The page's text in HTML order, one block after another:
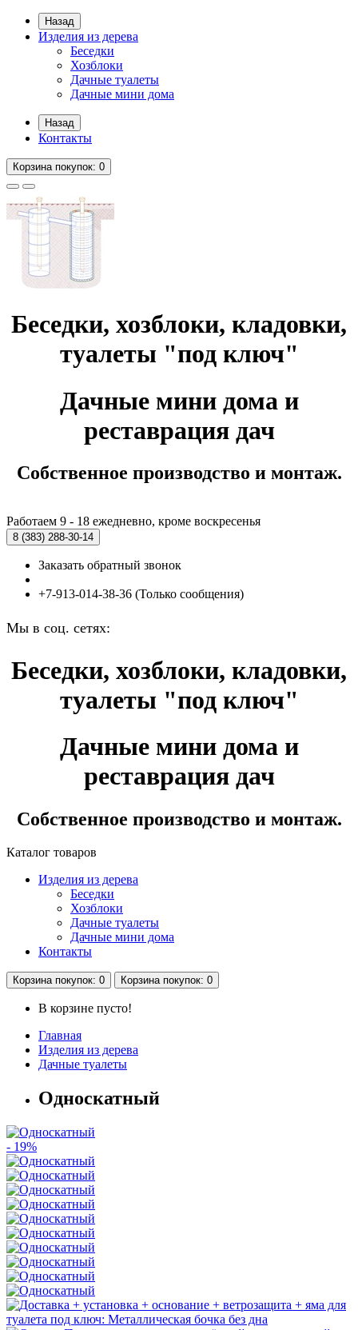
Назад
Изделия из дерева
Беседки
Хозблоки
Дачные туалеты
Дачные мини дома
Назад
Контакты
Корзинапокупок: 0
Беседки, хозблоки, кладовки,
туалеты "под ключ"
Дачные мини дома и
реставрация дач
Собственное производство и монтаж.
Работаем 9 - 18 ежедневно, кроме воскресенья
8 (383) 288-30-14
Заказать обратный звонок
+7-913-014-38-36 (Только сообщения)
Мы в соц. сетях:
Беседки, хозблоки, кладовки,
туалеты "под ключ"
Дачные мини дома и
реставрация дач
Собственное производство и монтаж.
Каталог товаров
Изделия из дерева
Беседки
Хозблоки
Дачные туалеты
Дачные мини дома
Контакты
Корзинапокупок: 0 Корзинапокупок: 0
В корзине пусто!
Главная
Изделия из дерева
Дачные туалеты
Односкатный
- 19%